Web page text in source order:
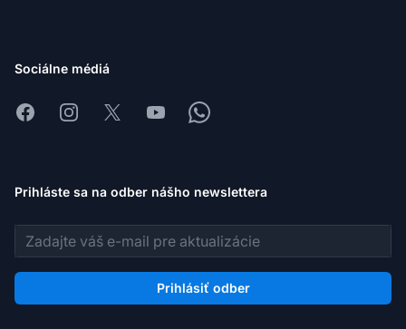
Sociálne médiá
FacebookInstagram
X YoutubeWhatsapp
Prihláste sa na odber nášho newslettera
E-mailová adresa
Prihlásiť odber